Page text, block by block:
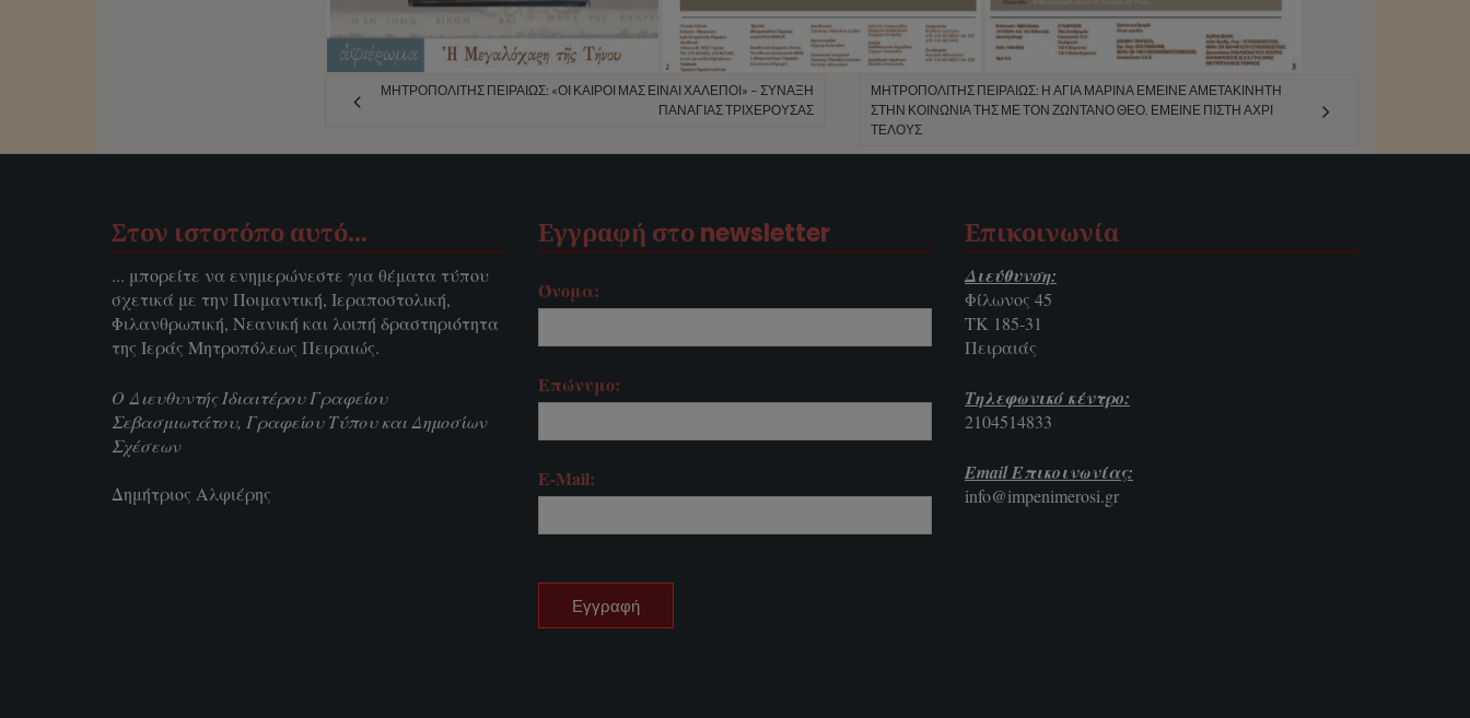
ΜΗΤΡΟΠΟΛΊΤΗΣ ΠΕΙΡΑΙΏΣ: «ΟΙ ΚΑΙΡΟΊ ΜΑΣ ΕΊΝΑΙ ΧΑΛΕΠΟΊ» – ΣΎΝΑΞΗ
ΠΑΝΑΓΊΑΣ ΤΡΙΧΕΡΟΎΣΑΣ
ΜΗΤΡΟΠΟΛΊΤΗΣ ΠΕΙΡΑΙΏΣ: Η ΑΓΊΑ ΜΑΡΊΝΑ ΈΜΕΙΝΕ ΑΜΕΤΑΚΊΝΗΤΗ
ΣΤΗΝ ΚΟΙΝΩΝΊΑ ΤΗΣ ΜΕ ΤΟΝ ΖΩΝΤΑΝΌ ΘΕΌ. ΈΜΕΙΝΕ ΠΙΣΤΉ ΆΧΡΙ
ΤΈΛΟΥΣ
Στον ιστοτόπο αυτό…
... μπορείτε να ενημερώνεστε για θέματα τύπου
σχετικά με την Ποιμαντική, Ιεραποστολική,
Φιλανθρωπική, Νεανική και λοιπή δραστηριότητα
της Ιεράς Μητροπόλεως Πειραιώς.
Ο Διευθυντής Ιδιαιτέρου Γραφείου
Σεβασμιωτάτου, Γραφείου Τύπου και Δημοσίων
Σχέσεων
Δημήτριος Αλφιέρης
Εγγραφή στο newsletter
Όνομα:
Επώνυμο:
E-Mail:
Επικοινωνία
Διεύθυνση:
Φίλωνος 45
ΤΚ 185-31
Πειραιάς
Τηλεφωνικό κέντρο:
2104514833
Email Επικοινωνίας:
info@impenimerosi.gr